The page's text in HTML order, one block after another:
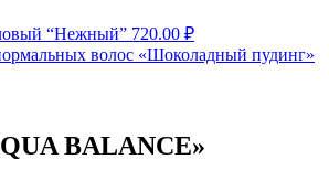
“Нежный” 720.00 ₽
волос «Шоколадный пудинг»
BALANCE»